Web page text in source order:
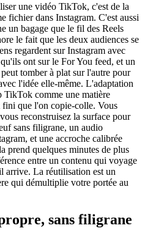
une vidéo TikTok, c'est de la
fichier dans Instagram. C'est aussi
un bagage que le fil des Reels
le fait que les deux audiences se
regardent sur Instagram avec
ont sur le For You feed, et un
tomber à plat sur l'autre pour
l'idée elle-même. L'adaptation
TikTok comme une matière
fini que l'on copie-colle. Vous
reconstruisez la surface pour
sans filigrane, un audio
et une accroche calibrée
prend quelques minutes de plus
entre un contenu qui voyage
arrive. La réutilisation est un
qui démultiplie votre portée au
sans filigrane